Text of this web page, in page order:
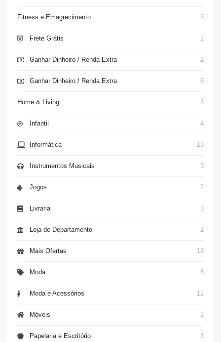
Fitness e Emagrecimento 3
Frete Grátis 2
Ganhar Dinheiro / Renda Extra 2
Ganhar Dinheiro / Renda Extra 8
Home & Living 3
Infantil 4
Informática 13
Instrumentos Musicais 3
Jogos 2
Livraria 3
Loja de Departamento 2
Mais Ofertas 18
Moda 8
Moda e Acessórios 12
Móveis 3
Papelaria e Escritório 3